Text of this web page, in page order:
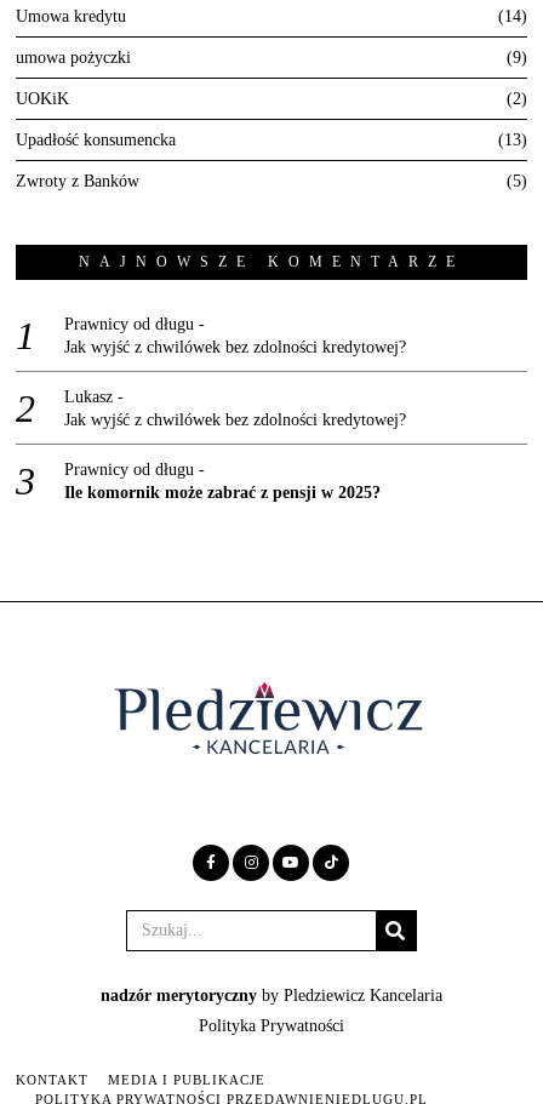
Umowa kredytu 14
umowa pożyczki 9
UOKiK 2
Upadłość konsumencka 13
Zwroty z Banków 5
NAJNOWSZE KOMENTARZE
Prawnicy od długu -
Jak wyjść z chwilówek bez zdolności kredytowej?
Lukasz -
Jak wyjść z chwilówek bez zdolności kredytowej?
Prawnicy od długu -
Ile komornik może zabrać z pensji w 2025?
nadzór merytorycznyby Pledziewicz Kancelaria
Polityka Prywatności
KONTAKT
MEDIA I PUBLIKACJE
POLITYKA PRYWATNOŚCI PRZEDAWNIENIEDLUGU.PL